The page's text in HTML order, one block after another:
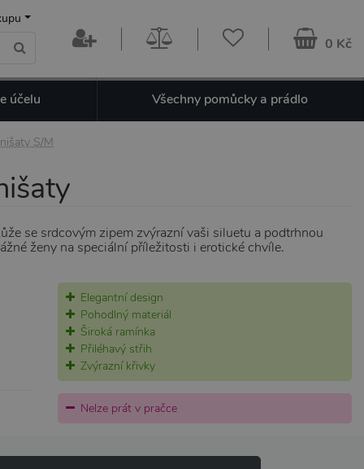
0 Kč
účelu Všechny pomůcky a prádlo
S/M
se srdcovým zipem zvýrazní vaši siluetu a podtrhnou
ženy na speciální příležitosti i erotické chvíle.
Elegantní design
Pohodlný materiál
Široká ramínka
Přiléhavý střih
Zvýrazní křivky
Nelze prát v pračce